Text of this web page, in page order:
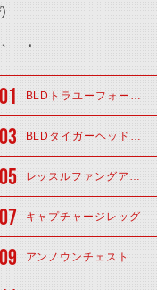
ュ！
BLDトラユーフォーヘッド
BLDタイガーヘッドショルダー
レッスルファングアーム
キャプチャージレッグ
アンノウンチェストアーマー